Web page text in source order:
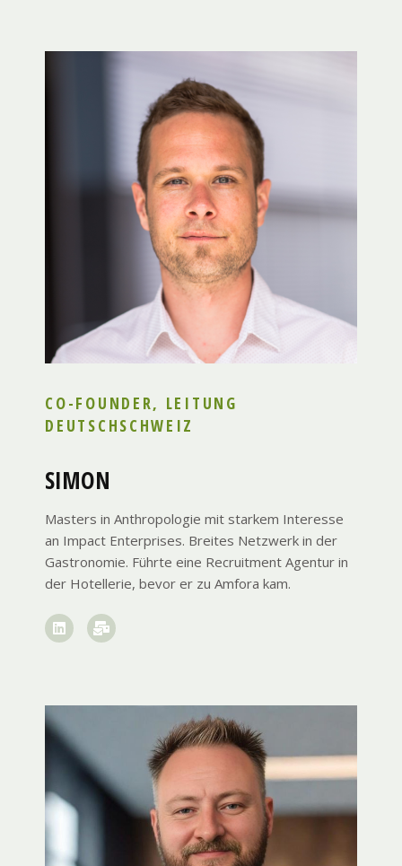
CO-FOUNDER, LEITUNG
DEUTSCHSCHWEIZ
SIMON
Masters in Anthropologie mit starkem Interesse
an Impact Enterprises. Breites Netzwerk in der
Gastronomie. Führte eine Recruitment Agentur in
der Hotellerie, bevor er zu Amfora kam.